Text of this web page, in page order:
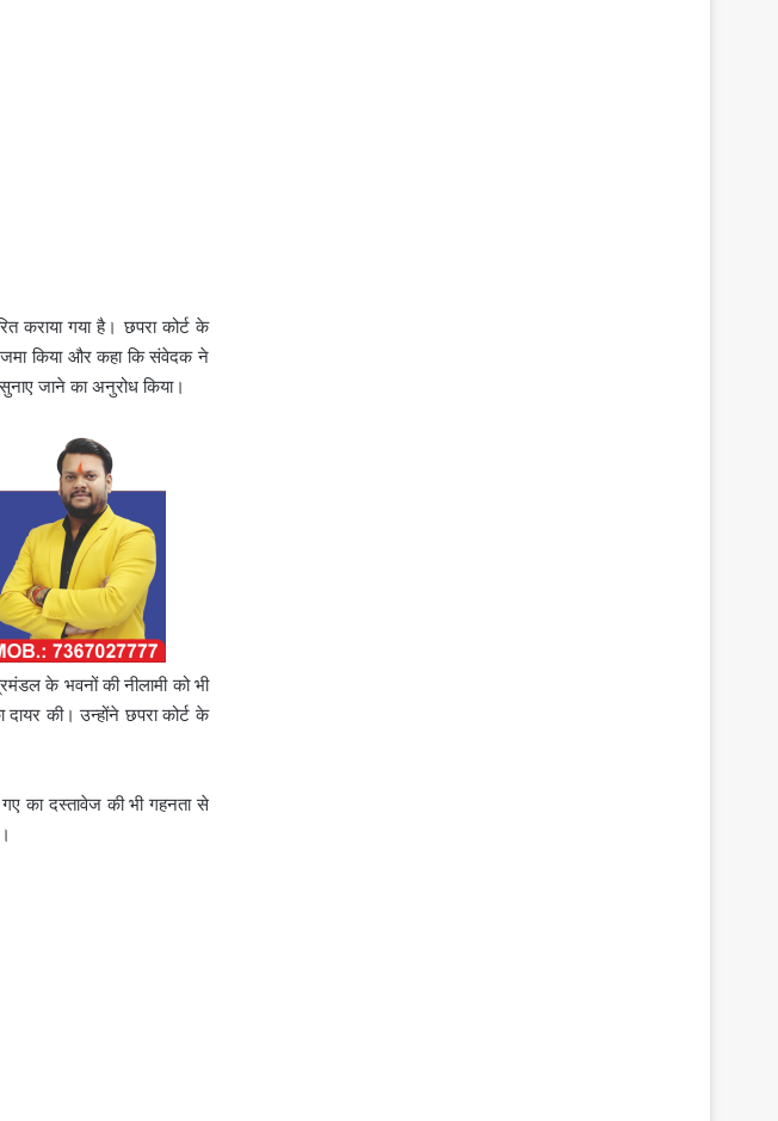
कराया गया है। छपरा कोर्ट के
जमा किया और कहा कि संवेदक ने
जाने का अनुरोध किया।
के भवनों की नीलामी को भी
की। उन्होंने छपरा कोर्ट के
का दस्तावेज की भी गहनता से